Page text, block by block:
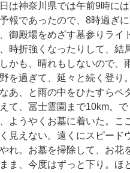
は神奈川県では午前9時に
報であったので、8時過ぎ
御殿場をめざす墓参りライ
時折強くなったりして、結
かも、晴れもしないので、
を過ぎて、延々と続く登り
あ、と雨の中をひたすらペ
て、冨士霊園まで10km。
ようやくお墓に着いた。こ
見えない。遠くにスピード
れ。お墓を掃除して、お花
ま、今度はずっと下り。ほ